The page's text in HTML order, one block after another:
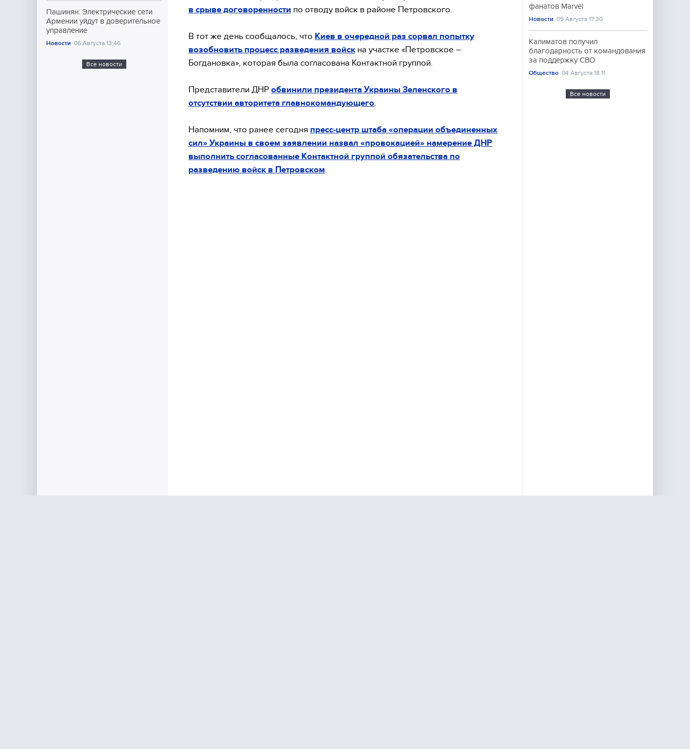
Пашинян: Электрические сети
Армении уйдут в доверительное
управление
Новости 06 Августа 13:46
Все новости
в срыве договоренности по отводу войск в районе Петровского.
В тот же день сообщалось, что Киев в очередной раз сорвал попытку
возобновить процесс разведения войск на участке «Петровское –
Богдановка», которая была согласована Контактной группой.
Представители ДНР обвинили президента Украины Зеленского в
отсутствии авторитета главнокомандующего
Напомним, что ранее сегодня пресс-центр штаба «операции объединенных
сил» Украины в своем заявлении назвал «провокацией» намерение ДНР
выполнить согласованные Контактной группой обязательства по
разведению войск в Петровском
фанатов Marvel
Новости 05 Августа 17:30
Калиматов получил
благодарность от командования
за поддержку СВО
Общество 04 Августа 18:11
Все новости